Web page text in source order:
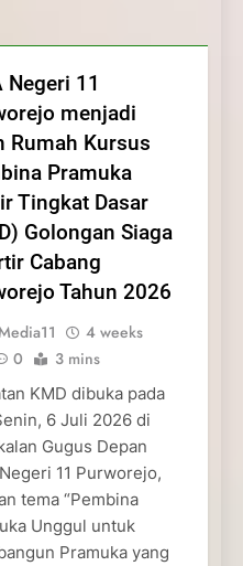
Generasi
Negeri 11
menjadi
Rumah Kursus
Pramuka
Tingkat Dasar
Golongan Siaga
Cabang
Tahun 2026
4 weeks
0 3 mins
KMD dibuka pada
6 Juli 2026 di
Gugus Depan
11 Purworejo,
tema “Pembina
Unggul untuk
Pramuka yang